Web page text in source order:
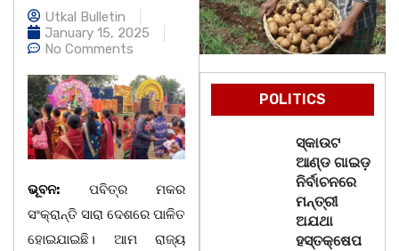
Utkal Bulletin
January 15, 2025
No Comments
ଭୂବନ: ପବିତ୍ର ମକର
ସଂକ୍ରାନ୍ତି ସାରା ଦେଶରେ ପାଳିତ
ହୋଇଯାଇଛି। ଆମ ରାଜ୍ୟ
POLITICS
ସ୍କାଉଟ
ଆଣ୍ଡ ଗାଇଡ଼
ନିର୍ବାଚନରେ
ମନ୍ତ୍ରୀ
ଅଯଥା
ହସ୍ତକ୍ଷେପ